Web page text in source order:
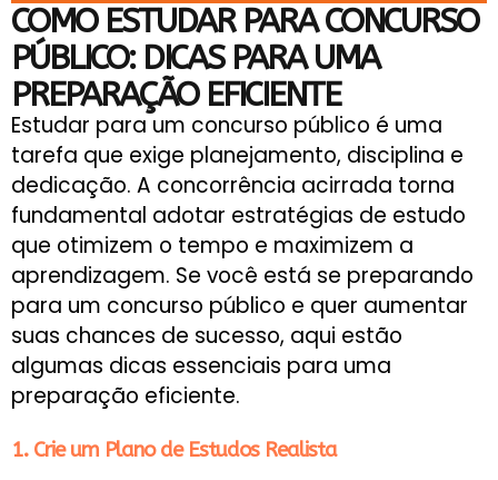
COMO ESTUDAR PARA CONCURSO
PÚBLICO: DICAS PARA UMA
PREPARAÇÃO EFICIENTE
Estudar para um concurso público é uma
tarefa que exige planejamento, disciplina e
dedicação. A concorrência acirrada torna
fundamental adotar estratégias de estudo
que otimizem o tempo e maximizem a
aprendizagem. Se você está se preparando
para um concurso público e quer aumentar
suas chances de sucesso, aqui estão
algumas dicas essenciais para uma
preparação eficiente.
1. Crie um Plano de Estudos Realista